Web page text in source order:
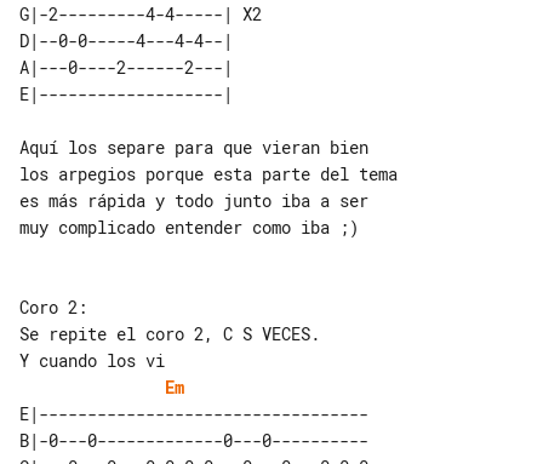
G|-2---------4-4-----| X2
D|--0-0-----4---4-4--|
A|---0----2------2---|
Aquí los separe para que vieran bien
los arpegios porque esta parte del tema
es más rápida y todo junto iba a ser
muy complicado entender como iba ;)
Coro 2:
Y cuando los vi
Em
E|----------------------------------
B|-0---0-------------0---0----------